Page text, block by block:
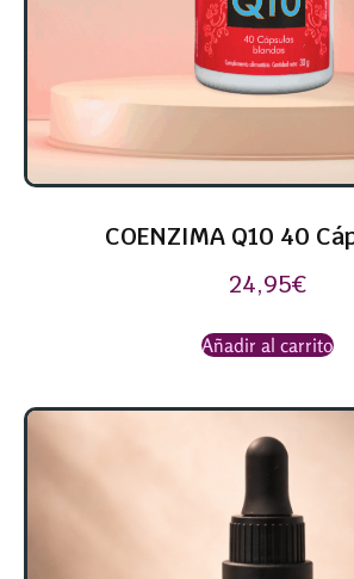
COENZIMA Q10 40
24,95€
Añadir al carrito